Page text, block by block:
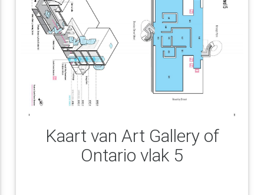
Kaart van Art Gallery of
Ontario vlak 5